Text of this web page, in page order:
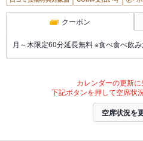
クーポン
月～木限定60分延長無料 ※食べ食べ飲
カレンダーの更新に
下記ボタンを押して空席状
空席状況を